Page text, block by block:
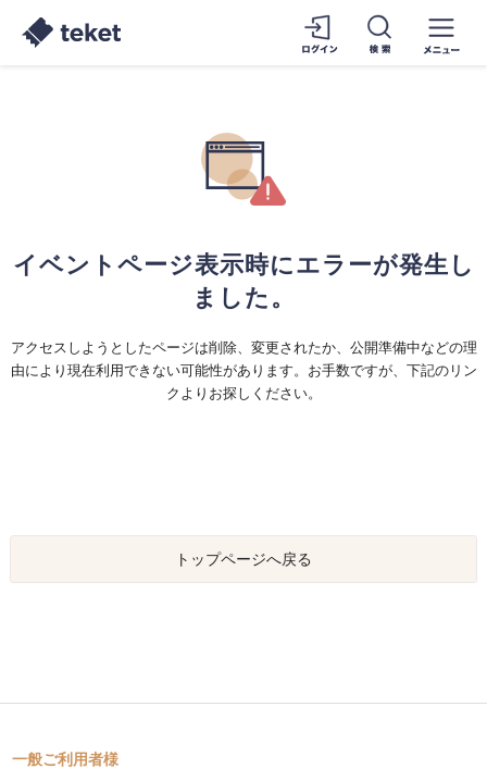
イベントページ表示時にエラーが発生し
ました。
アクセスしようとしたページは削除、変更されたか、公開準備中などの理
由により現在利用できない可能性があります。お手数ですが、下記のリン
クよりお探しください。
トップページへ戻る
一般ご利用者様